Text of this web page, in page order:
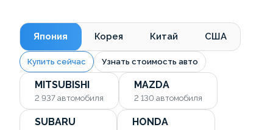
Япония Корея Китай США
Купить сейчас Узнать стоимость авто
MITSUBISHI
2 937 автомобиля
MAZDA
2 130 автомобиля
SUBARU HONDA